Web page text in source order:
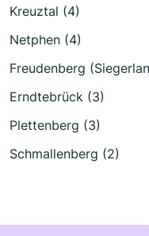
Kreuztal (4)
Netphen (4)
Freudenberg
Erndtebrück (3)
Plettenberg (3)
Schmallenberg (2)